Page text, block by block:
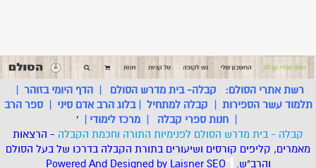
רשת אתרי הסולם: קבלה- בית מדרש הסולם |הדף היומי בזוהר |
תלמוד עשר הספירות | קבלה למתחיל |בלוג הרב אדם סיני |ספר הרב
| חנות ספרי קבלה | מרכז לימודי |
'
קבלה - בית מדרש הסולם לפנימיות התורה וחכמת הקבלה - הרצאות
מאמרים, קליפים קורסים ושיעורים בתורת הקבלה בדרכו של בעל הסולם
והרב"ש.
*
Powered And Designed by LaisnerSEO